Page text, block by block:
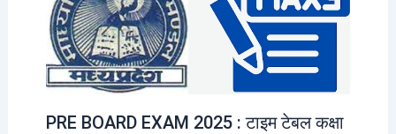
PRE BOARD EXAM 2025 : टाइम टेबल कक्षा